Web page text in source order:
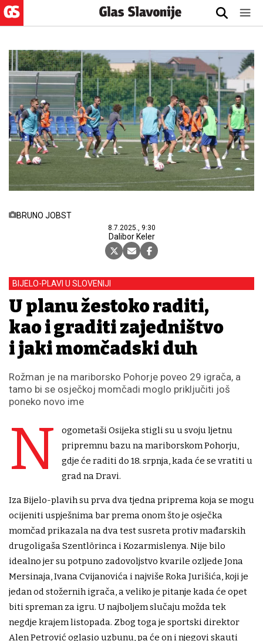
BRUNO JOBST
8.7.2025., 9:30
Dalibor Keler
BIJELO-PLAVI U SLOVENIJI
U planu žestoko raditi,
kao i graditi zajedništvo
i jaki momčadski duh
Rožman je na mariborsko Pohorje poveo 29 igrača, a
tamo bi se osječkoj momčadi moglo priključiti još
poneko novo ime
N
ogometaši Osijeka stigli su u svoju ljetnu
pripremnu bazu na mariborskom Pohorju,
gdje će raditi do 18. srpnja, kada će se vratiti u
grad na Dravi.
Iza Bijelo-plavih su prva dva tjedna priprema koja se mogu
ocijeniti uspješnima bar prema onom što je osječka
momčad prikazala na dva test susreta protiv mađarskih
drugoligaša Szentlörinca i Kozarmislenya. Nije bilo
idealno jer su potpuno zadovoljstvo kvarile ozljede Jona
Mersinaja, Ivana Cvijanovića i najviše Roka Jurišića, koji je
jedan od stožernih igrača, a veliko je pitanje kada će opet
biti spreman za igru. U najboljem slučaju možda tek
negdje krajem listopada. Zbog toga je sportski direktor
Alen Petrović oglasio uzbunu, pa će on i njegovi skauti